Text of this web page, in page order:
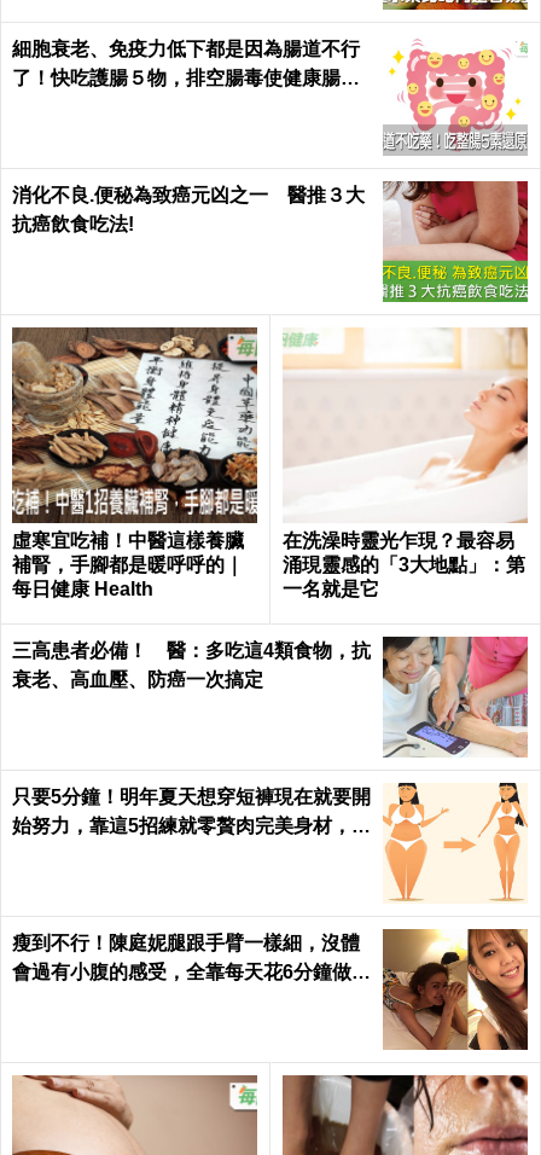
細胞衰老、免疫力低下都是因為腸道不行
了！快吃護腸５物，排空腸毒使健康腸腸
消化不良.便秘為致癌元凶之一 醫推３大
抗癌飲食吃法!
虛寒宜吃補！中醫這樣養臟
補腎，手腳都是暖呼呼的｜
每日健康 Health
在洗澡時靈光乍現？最容易
涌現靈感的「3大地點」：第
一名就是它
三高患者必備！ 醫：多吃這4類食物，抗
衰老、高血壓、防癌一次搞定
只要5分鐘！明年夏天想穿短褲現在就要開
始努力，靠這5招練就零贅肉完美身材，怎
瘦到不行！陳庭妮腿跟手臂一樣細，沒體
會過有小腹的感受，全靠每天花6分鐘做這